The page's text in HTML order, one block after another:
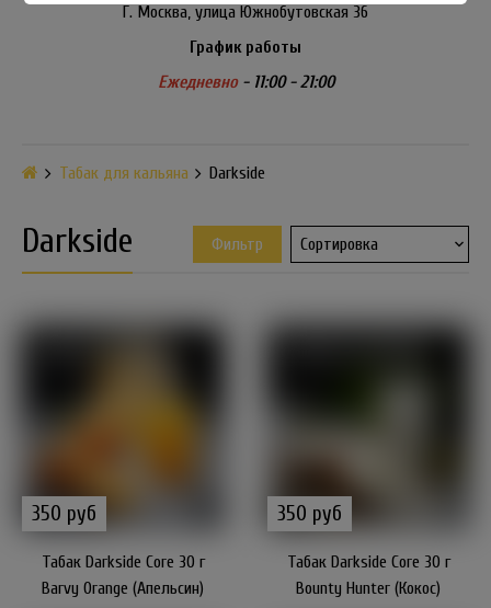
Г. Москва, улица Южнобутовская 36
График работы
Ежедневно- 11:00 - 21:00
Табак для кальяна Darkside
Darkside Фильтр
350 руб
Табак Darkside Core 30 г
Barvy Orange (Апельсин)
350 руб
Табак Darkside Core 30 г
Bounty Hunter (Кокос)